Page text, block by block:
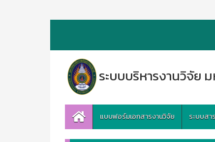
ระบบบริหารงานวิจัย
แบบฟอร์มเอกสารงานวิจัย ระบบสา